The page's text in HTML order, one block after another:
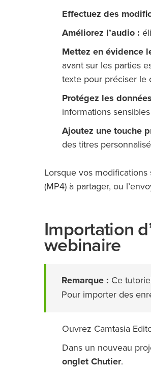
Effectuez des
Améliorez l’audio :
Mettez en évidence
avant sur les parties
texte pour préciser le
Protégez les
informations
Ajoutez une touche
des titres
Lorsque vos
(MP4) à partager, ou
Importation
webinaire
Remarque : Ce
Pour importer des
Ouvrez Camtasia
Dans un nouveau
onglet Chutier.